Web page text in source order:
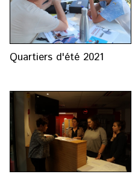
Quartiers d'été 2021